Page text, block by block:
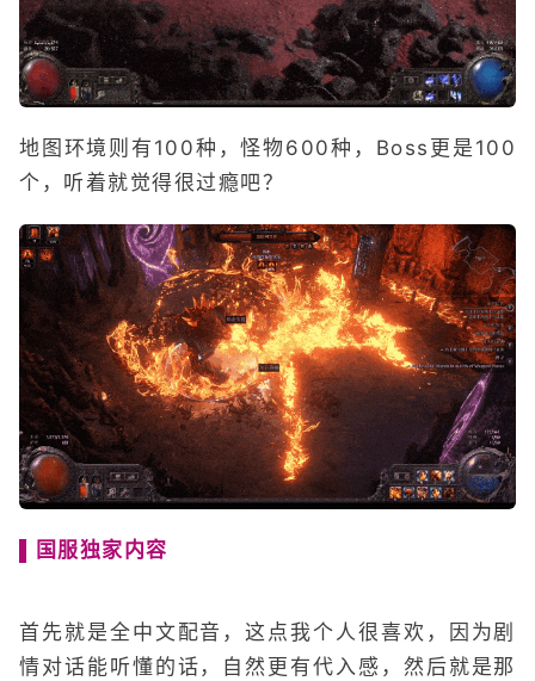
地图环境则有100种，怪物600种，Boss更是100
个，听着就觉得很过瘾吧？
▌国服独家内容
首先就是全中文配音，这点我个人很喜欢，因为剧
情对话能听懂的话，自然更有代入感，然后就是那